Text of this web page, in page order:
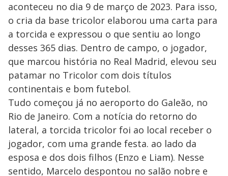
aconteceu no dia 9 de março de 2023. Para isso,
o cria da base tricolor elaborou uma carta para
a torcida e expressou o que sentiu ao longo
desses 365 dias. Dentro de campo, o jogador,
que marcou história no Real Madrid, elevou seu
patamar no Tricolor com dois títulos
continentais e bom futebol.
Tudo começou já no aeroporto do Galeão, no
Rio de Janeiro. Com a notícia do retorno do
lateral, a torcida tricolor foi ao local receber o
jogador, com uma grande festa. ao lado da
esposa e dos dois filhos (Enzo e Liam). Nesse
sentido, Marcelo despontou no salão nobre e